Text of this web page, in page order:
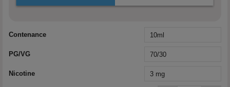
Contenance
PG/VG
Nicotine